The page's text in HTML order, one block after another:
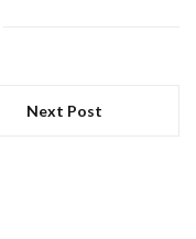
Next Post